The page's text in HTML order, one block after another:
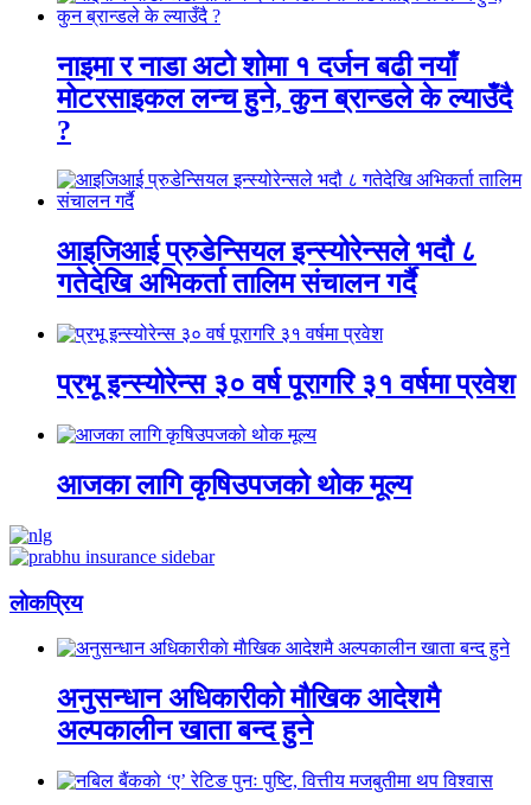
नाइमा र नाडा अटो शोमा १ दर्जन बढी नयाँ
मोटरसाइकल लन्च हुने, कुन ब्रान्डले के ल्याउँदै
?
आइजिआई प्रुडेन्सियल इन्स्योरेन्सले भदौ ८
गतेदेखि अभिकर्ता तालिम संचालन गर्दै
प्रभू इन्स्योरेन्स ३० वर्ष पूरागरि ३१ वर्षमा प्रवेश
आजका लागि कृषिउपजको थोक मूल्य
लाेकप्रिय
अनुसन्धान अधिकारीकाे माैखिक आदेशमै
अल्पकालीन खाता बन्द हुने